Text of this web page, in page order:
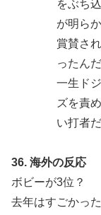
をぶち
が明ら
賞賛さ
ったんだ
一生ド
ズを責
い打者
36. 海外の反応
ボビーが3位？
去年はすごかっ